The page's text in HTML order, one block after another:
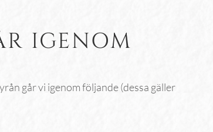
IGENOM
går vi igenom följande (dessa gäller